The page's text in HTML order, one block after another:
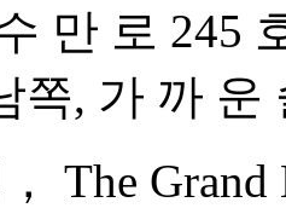
만 로 245
쪽, 가 까 운
The